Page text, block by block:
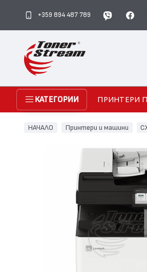
+359 894 487 789
КАТЕГОРИИ ПРИНТЕРИ
НАЧАЛО Принтери и машини